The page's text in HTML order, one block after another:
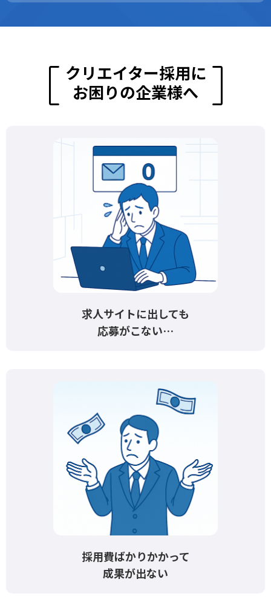
クリエイター採用に
お困りの企業様へ
求人サイトに出しても
応募がこない…
採用費ばかりかかって
成果が出ない